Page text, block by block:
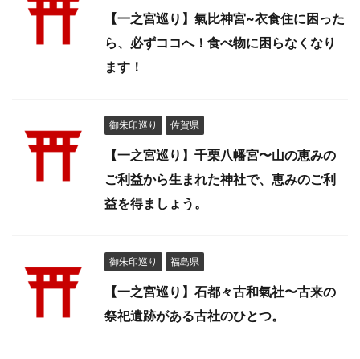
【一之宮巡り】氣比神宮~衣食住に困った
ら、必ずココへ！食べ物に困らなくなり
ます！
御朱印巡り 佐賀県
【一之宮巡り】千栗八幡宮〜山の恵みの
ご利益から生まれた神社で、恵みのご利
益を得ましょう。
御朱印巡り 福島県
【一之宮巡り】石都々古和氣社〜古来の
祭祀遺跡がある古社のひとつ。